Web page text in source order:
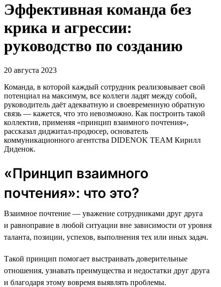
Эффективная команда без
крика и агрессии:
руководство по созданию
20 августа 2023
Команда, в которой каждый сотрудник реализовывает свой
потенциал на максимум, все коллеги ладят между собой,
руководитель даёт адекватную и своевременную обратную
связь — кажется, что это невозможно. Как построить такой
коллектив, применяя «принцип взаимного почтения»,
рассказал диджитал-продюсер, основатель
коммуникационного агентства DIDENOK TEAM Кирилл
Диденок.
«Принцип взаимного
почтения»: что это?
Взаимное почтение — уважение сотрудниками друг друга
и равноправие в любой ситуации вне зависимости от уровня
таланта, позиции, успехов, выполнения тех или иных задач.
Такой принцип помогает выстраивать доверительные
отношения, узнавать преимущества и недостатки друг друга
и благодаря этому вовремя выявлять проблемы.